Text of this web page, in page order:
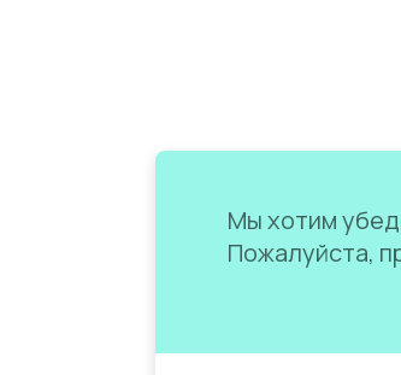
Мы хотим
Пожалуйста,